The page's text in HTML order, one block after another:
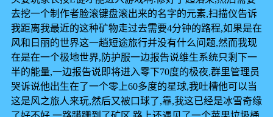
去挖一个制作者脸滚键盘滚出来的名字的元素,扫描仪告诉
我距离我最近的这种矿物走过去需要4分钟的路程,如果是在
风和日丽的世界这一趟短途旅行并没有什么问题,然而我现
在是在一个极地世界,防护服一边报告说维生系统只剩下一
半的能量,一边报告说即将进入零下70度的极夜,群里管理员
哭诉说他出生在了一个零上60多度的星球,我吐槽他可以当
这是风之旅人来玩,然后又被口球了,靠,我这已经是冰雪奇缘